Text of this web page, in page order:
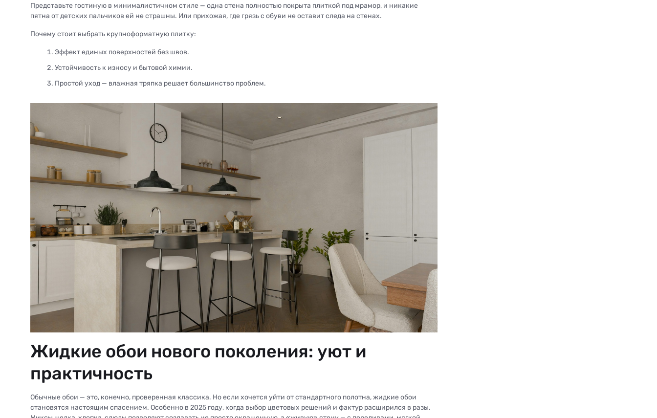
Представьте гостиную в минималистичном стиле — одна стена полностью покрыта плиткой под мрамор, и никакие
пятна от детских пальчиков ей не страшны. Или прихожая, где грязь с обуви не оставит следа на стенах.
Почему стоит выбрать крупноформатную плитку:
Эффект единых поверхностей без швов.
Устойчивость к износу и бытовой химии.
Простой уход — влажная тряпка решает большинство проблем.
Жидкие обои нового поколения: уют и
практичность
Обычные обои — это, конечно, проверенная классика. Но если хочется уйти от стандартного полотна, жидкие обои
становятся настоящим спасением. Особенно в 2025 году, когда выбор цветовых решений и фактур расширился в разы.